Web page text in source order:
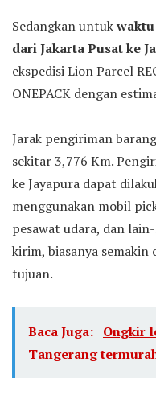
Sedangkan untuk
dari Jakarta Pusat ke
ekspedisi Lion Parcel
ONEPACK dengan
Jarak pengiriman
sekitar 3,776 Km.
ke Jayapura dapat
menggunakan mobil
pesawat udara, dan
kirim, biasanya semakin
tujuan.
Baca Juga: Ongkir
Tangerang